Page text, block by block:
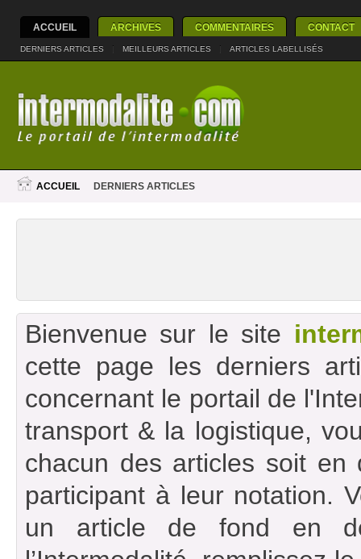
ACCUEIL ARCHIVES COMMENTAIRES CONTACT
DERNIERS ARTICLES | MEILLEURS ARTICLES | ARTICLES LABELLISÉS
ACCUEIL DERNIERS ARTICLES
Bienvenue sur le site
cette page les derniers
concernant le portail de
transport & la logistique,
chacun des articles soit en
participant à leur notation.
un article de fond en